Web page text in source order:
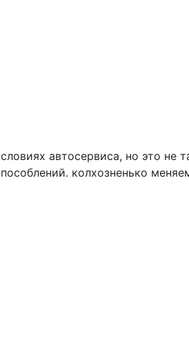
автосервиса, но это не
колхозненько